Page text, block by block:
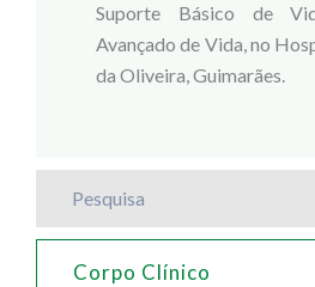
Suporte Básico de
Avançado de Vida, no
da Oliveira, Guimarães.
Corpo Clínico